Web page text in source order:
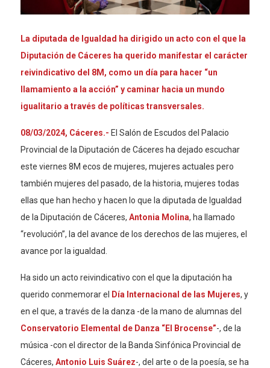
La diputada de Igualdad ha dirigido un acto con el que la
Diputación de Cáceres ha querido manifestar el carácter
reivindicativo del 8M, como un día para hacer “un
llamamiento a la acción” y caminar hacia un mundo
igualitario a través de políticas transversales.
08/03/2024, Cáceres.- El Salón de Escudos del Palacio
Provincial de la Diputación de Cáceres ha dejado escuchar
este viernes 8M ecos de mujeres, mujeres actuales pero
también mujeres del pasado, de la historia, mujeres todas
ellas que han hecho y hacen lo que la diputada de Igualdad
de la Diputación de Cáceres, Antonia Molina, ha llamado
“revolución”, la del avance de los derechos de las mujeres, el
avance por la igualdad.
Ha sido un acto reivindicativo con el que la diputación ha
querido conmemorar el
Día Internacional de las Mujeres, y
en el que, a través de la danza -de la mano de alumnas del
Conservatorio Elemental de Danza “El Brocense”-, de la
música -con el director de la Banda Sinfónica Provincial de
Cáceres, Antonio Luis Suárez-, del arte o de la poesía, se ha